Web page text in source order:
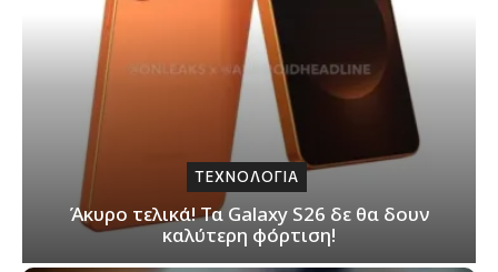
ΤΕΧΝΟΛΟΓΙΑ
Άκυρο τελικά! Τα Galaxy S26 δε θα δουν
καλύτερη φόρτιση!